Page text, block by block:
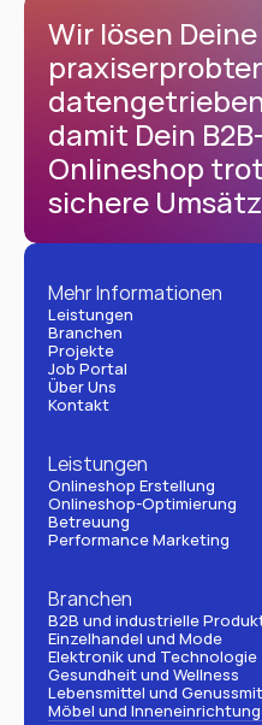
Wir lösen
damit Dein
Onlineshop
sichere
Mehr Informationen
Leistungen
Branchen
Projekte
Job Portal
Über Uns
Kontakt
Leistungen
Onlineshop Erstellung
Onlineshop-Optimierung
Betreuung
Performance Marketing
Branchen
B2B und industrielle
Einzelhandel und Mode
Elektronik und Technologie
Gesundheit und Wellness
Lebensmittel und
Möbel und Inneneinrichtung